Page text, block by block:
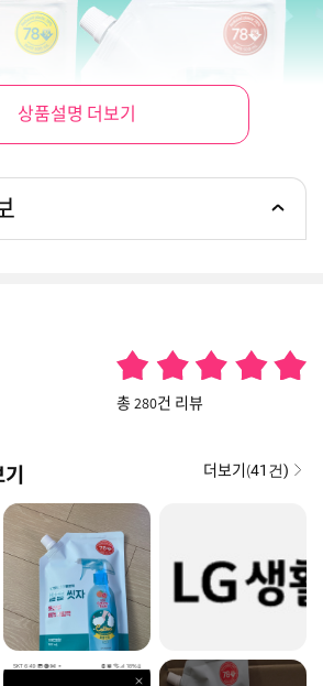
상품설명 더보기
총 280건 리뷰
더보기(41건)